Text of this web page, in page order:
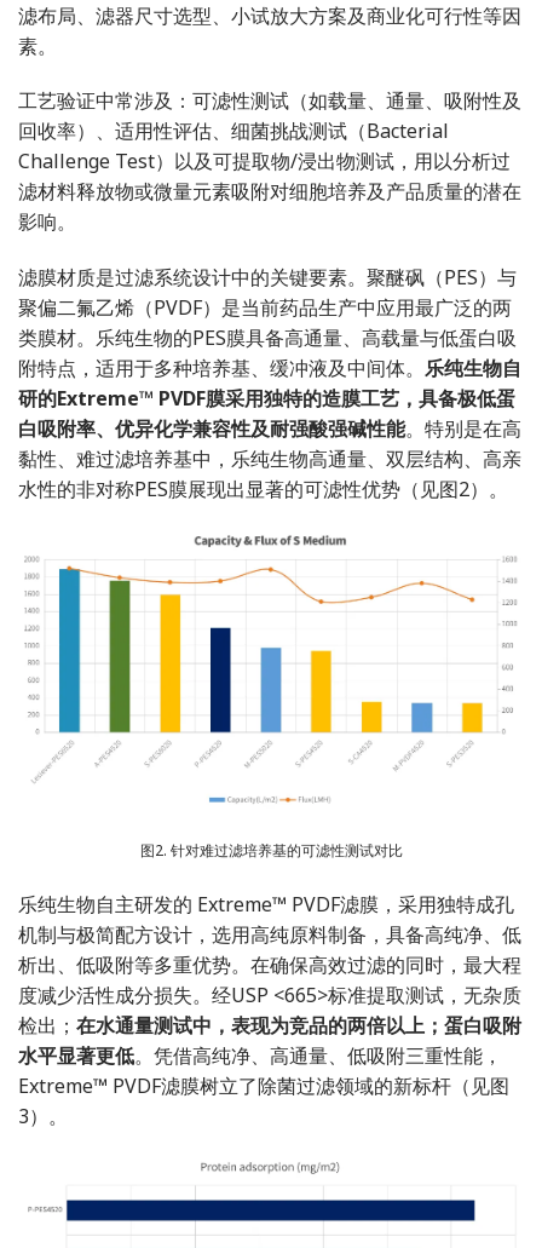
滤布局、滤器尺寸选型、小试放大方案及商业化可行性等因
素。
工艺验证中常涉及：可滤性测试（如载量、通量、吸附性及
回收率）、适用性评估、细菌挑战测试（Bacterial
Challenge Test）以及可提取物/浸出物测试，用以分析过
滤材料释放物或微量元素吸附对细胞培养及产品质量的潜在
影响。
滤膜材质是过滤系统设计中的关键要素。聚醚砜（PES）与
聚偏二氟乙烯（PVDF）是当前药品生产中应用最广泛的两
类膜材。乐纯生物的PES膜具备高通量、高载量与低蛋白吸
附特点，适用于多种培养基、缓冲液及中间体。 乐纯生物自
研的Extreme™ PVDF膜采用独特的造膜工艺，具备极低蛋
白吸附率、优异化学兼容性及耐强酸强碱性能。特别是在高
黏性、难过滤培养基中，乐纯生物高通量、双层结构、高亲
水性的非对称PES膜展现出显著的可滤性优势（见图2）。
图2. 针对难过滤培养基的可滤性测试对比
乐纯生物自主研发的 Extreme™ PVDF滤膜，采用独特成孔
机制与极简配方设计，选用高纯原料制备，具备高纯净、低
析出、低吸附等多重优势。在确保高效过滤的同时，最大程
度减少活性成分损失。经USP <665>标准提取测试，无杂质
检出； 在水通量测试中，表现为竞品的两倍以上；蛋白吸附
水平显著更低。凭借高纯净、高通量、低吸附三重性能，
Extreme™ PVDF滤膜树立了除菌过滤领域的新标杆（见图
3）。